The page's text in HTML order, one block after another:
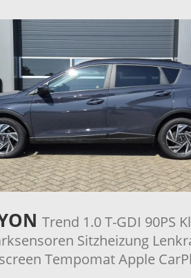
Trend 1.0 T-GDI 90PS
Sitzheizung
Tempomat Apple